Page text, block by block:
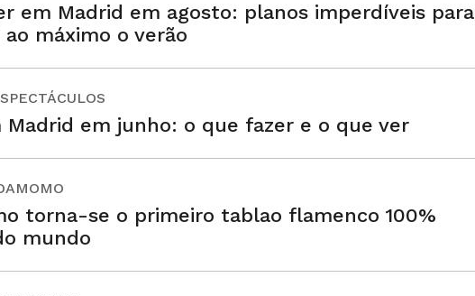
em Madrid em agosto: planos imperdíveis para
máximo o verão
Madrid em junho: o que fazer e o que ver
torna-se o primeiro tablao flamenco 100%
mundo